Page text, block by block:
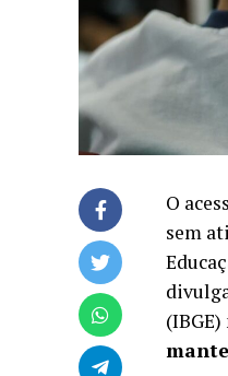
O
sem